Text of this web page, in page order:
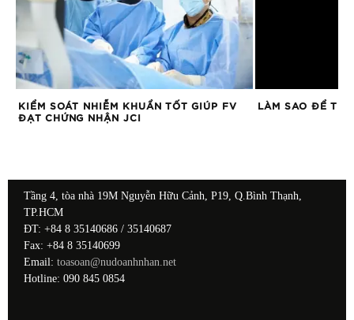
KIỂM SOÁT NHIỄM KHUẨN TỐT GIÚP FV
ĐẠT CHỨNG NHẬN JCI
LÀM SAO ĐỂ
Tầng 4, tòa nhà 19M Nguyễn Hữu Cảnh, P19, Q.Bình Thạnh,
TP.HCM
ĐT: +84 8 35140686 / 35140687
Fax: +84 8 35140699
Email: toasoan@nudoanhnhan.net
Hotline: 090 845 0854